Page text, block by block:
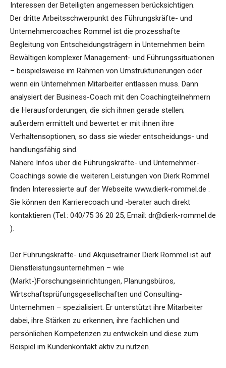
Interessen der Beteiligten angemessen berücksichtigen.
Der dritte Arbeitsschwerpunkt des Führungskräfte- und
Unternehmercoaches Rommel ist die prozesshafte
Begleitung von Entscheidungsträgern in Unternehmen beim
Bewältigen komplexer Management- und Führungssituationen
– beispielsweise im Rahmen von Umstrukturierungen oder
wenn ein Unternehmen Mitarbeiter entlassen muss. Dann
analysiert der Business-Coach mit den Coachingteilnehmern
die Herausforderungen, die sich ihnen gerade stellen;
außerdem ermittelt und bewertet er mit ihnen ihre
Verhaltensoptionen, so dass sie wieder entscheidungs- und
handlungsfähig sind.
Nähere Infos über die Führungskräfte- und Unternehmer-
Coachings sowie die weiteren Leistungen von Dierk Rommel
finden Interessierte auf der Webseite www.dierk-rommel.de .
Sie können den Karrierecoach und -berater auch direkt
kontaktieren (Tel.: 040/75 36 20 25, Email: dr@dierk-rommel.de
).
Der Führungskräfte- und Akquisetrainer Dierk Rommel ist auf
Dienstleistungsunternehmen – wie
(Markt-)Forschungseinrichtungen, Planungsbüros,
Wirtschaftsprüfungsgesellschaften und Consulting-
Unternehmen – spezialisiert. Er unterstützt ihre Mitarbeiter
dabei, ihre Stärken zu erkennen, ihre fachlichen und
persönlichen Kompetenzen zu entwickeln und diese zum
Beispiel im Kundenkontakt aktiv zu nutzen.